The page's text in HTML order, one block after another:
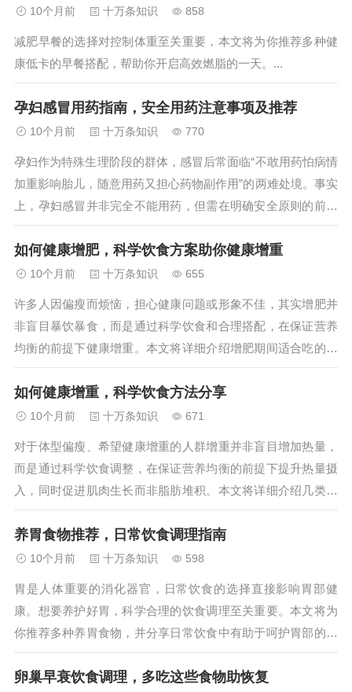
10个月前 十万条知识 858
减肥早餐的选择对控制体重至关重要，本文将为你推荐多种健
康低卡的早餐搭配，帮助你开启高效燃脂的一天。...
孕妇感冒用药指南，安全用药注意事项及推荐
10个月前 十万条知识 770
孕妇作为特殊生理阶段的群体，感冒后常面临“不敢用药怕病情
加重影响胎儿，随意用药又担心药物副作用”的两难处境。事实
上，孕妇感冒并非完全不能用药，但需在明确安全原则的前提
下科学选择。本文将详细介绍孕妇感冒可以吃什么药，包括安
全用药的核心原则、可推荐的药物类型及需严格避免的禁忌，
为孕妇感冒用药提供全面参考...
如何健康增肥，科学饮食方案助你健康增重
10个月前 十万条知识 655
许多人因偏瘦而烦恼，担心健康问题或形象不佳，其实增肥并
非盲目暴饮暴食，而是通过科学饮食和合理搭配，在保证营养
均衡的前提下健康增重。本文将详细介绍增肥期间适合吃的食
物，以及如何通过饮食调整实现体重稳步增长。...
如何健康增重，科学饮食方法分享
10个月前 十万条知识 671
对于体型偏瘦、希望健康增重的人群增重并非盲目增加热量，
而是通过科学饮食调整，在保证营养均衡的前提下提升热量摄
入，同时促进肌肉生长而非脂肪堆积。本文将详细介绍几类有
助于健康增重的食物及搭配技巧，帮助你实现稳步增重目
标。...
养胃食物推荐，日常饮食调理指南
10个月前 十万条知识 598
胃是人体重要的消化器官，日常饮食的选择直接影响胃部健
康。想要养护好胃，科学合理的饮食调理至关重要。本文将为
你推荐多种养胃食物，并分享日常饮食中有助于呵护胃部的实
用技巧，助你养成健康的饮食习惯，让胃部保持舒适状态。...
卵巢早衰饮食调理，多吃这些食物助恢复